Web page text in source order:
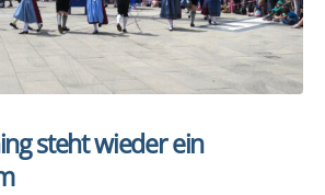
steht wieder ein